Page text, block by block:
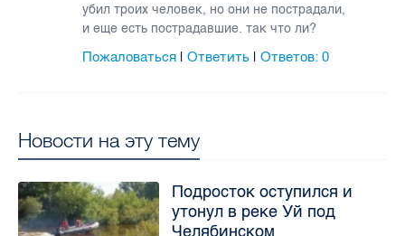
убил троих человек, но они не пострадали,
и еще есть пострадавшие. так что ли?
Пожаловаться |Ответить |Ответов:0
Новости на эту тему
Подросток оступился и
утонул в реке Уй под
Челябинском